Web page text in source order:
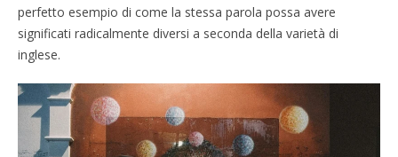
perfetto esempio di come la stessa parola possa avere
significati radicalmente diversi a seconda della varietà di
inglese.